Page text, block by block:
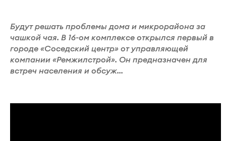
Будут решать проблемы дома и микрорайона за
чашкой чая. В 16-ом комплексе открылся первый в
городе «Соседский центр» от управляющей
компании «Ремжилстрой». Он предназначен для
встреч населения и обсуж...